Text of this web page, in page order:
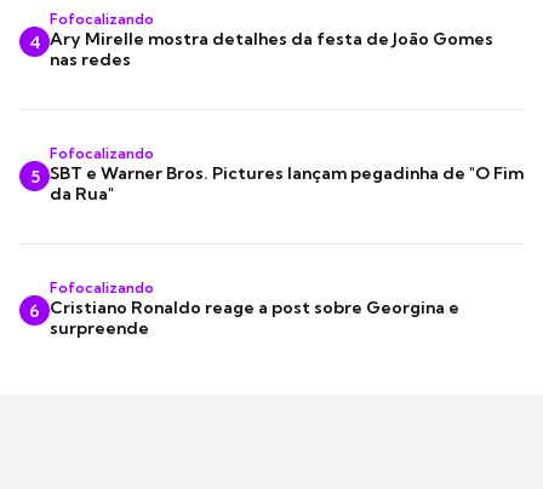
4
Fofocalizando
Ary Mirelle mostra detalhes da festa de João Gomes
nas redes
5
Fofocalizando
SBT e Warner Bros. Pictures lançam pegadinha de "O Fim
da Rua"
6
Fofocalizando
Cristiano Ronaldo reage a post sobre Georgina e
surpreende